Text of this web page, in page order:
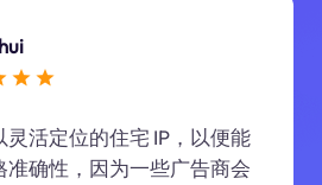
活定位的住宅 IP，以便能
准确性，因为一些广告商会